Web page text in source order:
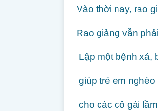
Vào thời nay, rao
Rao giảng vẫn
Lập một bệnh xá,
giúp trẻ em
cho các cô gái